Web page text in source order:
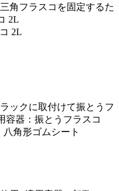
角フラスコを固定するた
2L
2L
ックに取付けて振とうフ
容器：振とうフラスコ
角形ゴムシート